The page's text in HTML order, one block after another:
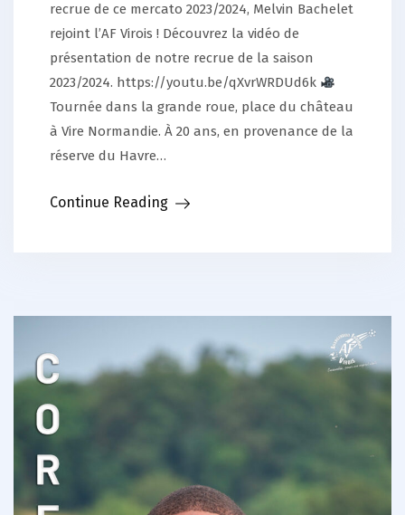
recrue de ce mercato 2023/2024, Melvin Bachelet
rejoint l’AF Virois ! Découvrez la vidéo de
présentation de notre recrue de la saison
2023/2024. https://youtu.be/qXvrWRDUd6k
Tournée dans la grande roue, place du château
à Vire Normandie. À 20 ans, en provenance de la
réserve du Havre…
Continue Reading